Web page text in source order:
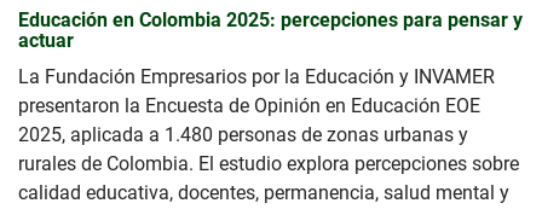
Educación en Colombia 2025: percepciones para pensar y
actuar
La Fundación Empresarios por la Educación y INVAMER
presentaron la Encuesta de Opinión en Educación EOE
2025, aplicada a 1.480 personas de zonas urbanas y
rurales de Colombia. El estudio explora percepciones sobre
calidad educativa, docentes, permanencia, salud mental y